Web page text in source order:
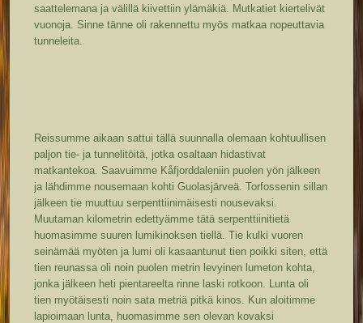
saattelemana ja välillä kiivettiin ylämäkiä. Mutkatiet kiertelivät
vuonoja. Sinne tänne oli rakennettu myös matkaa nopeuttavia
tunneleita.
Reissumme aikaan sattui tällä suunnalla olemaan kohtuullisen
paljon tie- ja tunnelitöitä, jotka osaltaan hidastivat
matkantekoa. Saavuimme Kåfjorddaleniin puolen yön jälkeen
ja lähdimme nousemaan kohti Guolasjärveä. Torfossenin sillan
jälkeen tie muuttuu serpenttiinimäisesti nousevaksi.
Muutaman kilometrin edettyämme tätä serpenttiinitietä
huomasimme suuren lumikinoksen tiellä. Tie kulki vuoren
seinämää myöten ja lumi oli kasaantunut tien poikki siten, että
tien reunassa oli noin puolen metrin levyinen lumeton kohta,
jonka jälkeen heti pientareelta rinne laski rotkoon. Lunta oli
tien myötäisesti noin sata metriä pitkä kinos. Kun aloitimme
lapioimaan lunta, huomasimme sen olevan kovaksi